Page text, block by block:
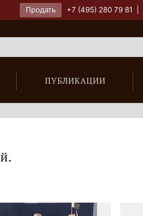
Продать +7 (495) 280 79 81
ПУБЛИКАЦИИ